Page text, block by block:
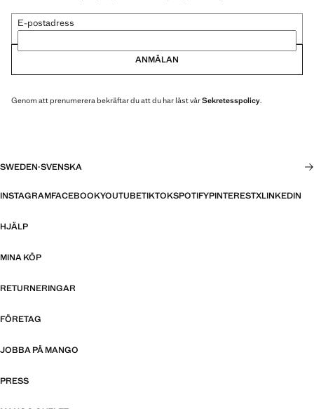
E-postadress
ANMÄLAN
Genom att prenumerera bekräftar du att du har läst vårSekretesspolicy.
SWEDEN·SVENSKA
INSTAGRAMFACEBOOKYOUTUBETIKTOKSPOTIFYPINTERESTXLINKEDIN
HJÄLP
MINA KÖP
RETURNERINGAR
FÖRETAG
JOBBA PÅ MANGO
PRESS